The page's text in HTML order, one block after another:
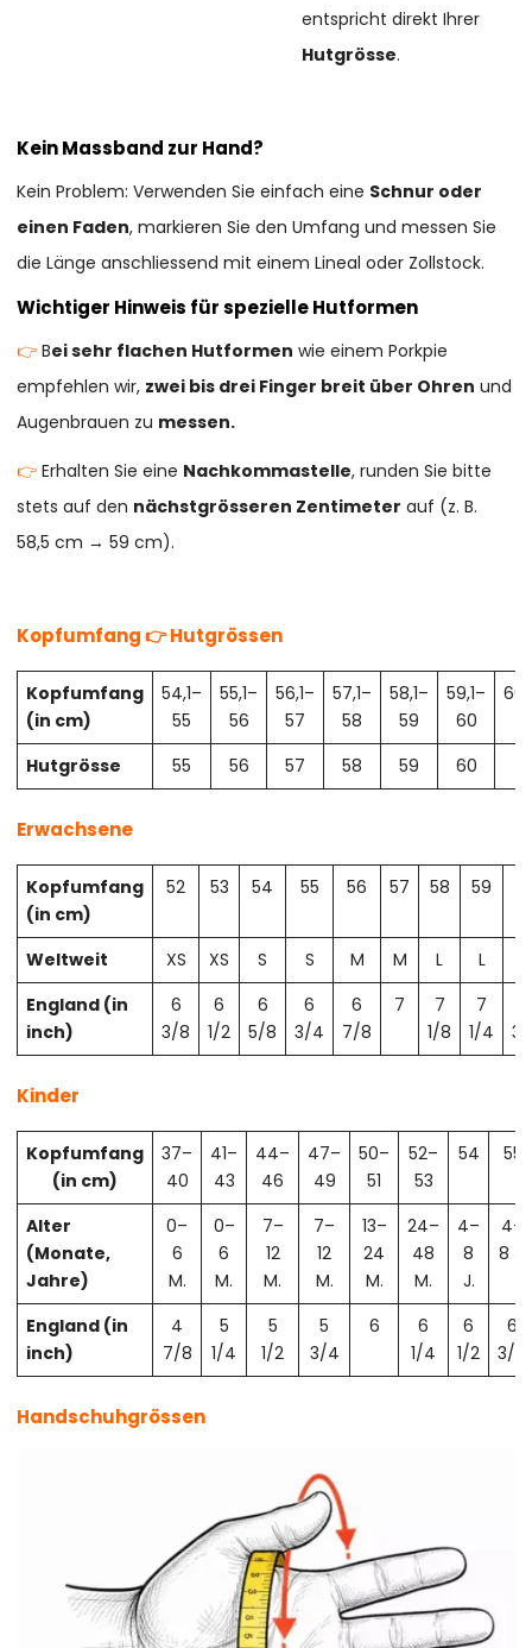
entspricht direkt Ihrer
Hutgrösse.
Kein Massband zur Hand?
Kein Problem: Verwenden Sie einfach eine Schnur oder
einen Faden, markieren Sie den Umfang und messen Sie
die Länge anschliessend mit einem Lineal oder Zollstock.
Wichtiger Hinweis für spezielle Hutformen
👉Bei sehr flachen Hutformen wie einem Porkpie
empfehlen wir, zwei bis drei Finger breit über Ohren und
Augenbrauen zu messen.
👉Erhalten Sie eine Nachkommastelle, runden Sie bitte
stets auf den nächstgrösseren Zentimeter auf (z. B.
58,5 cm → 59 cm).
Kopfumfang 👉 Hutgrössen
Kopfumfang
(in cm)
54,1–
55
55,1–
56
56,1–
57
57,1–
58
58,1–
59
59,1–
60
Hutgrösse
55 56 57 58 59 60
Erwachsene
Kopfumfang
(in cm)
52 53 54 55 56 57 58 59
Weltweit XS XS S S M M L L
England (in
inch)
6
3/8
6
1/2
6
5/8
6
3/4
6
7/8
7
7
1/8
7
1/4
Kinder
Kopfumfang
(in cm)
37–
40
41–
43
44–
46
47–
49
50–
51
52–
53
54 55
Alter
(Monate,
Jahre)
0–
6
M.
0–
6
M.
7–
12
M.
7–
12
M.
13–
24
M.
24–
48
M.
4–
8
J.
4–
8 J.
England (in
inch)
4
7/8
5
1/4
5
1/2
5
3/4
6
6
1/4
6
1/2
6
3/4
Handschuhgrössen